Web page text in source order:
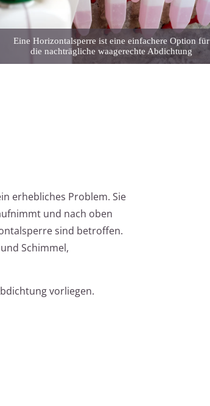
Eine Horizontalsperre ist eine einfachere Option für
die nachträgliche waagerechte Abdichtung
erhebliches Problem. Sie
und nach oben
sind betroffen.
Schimmel,
vorliegen.